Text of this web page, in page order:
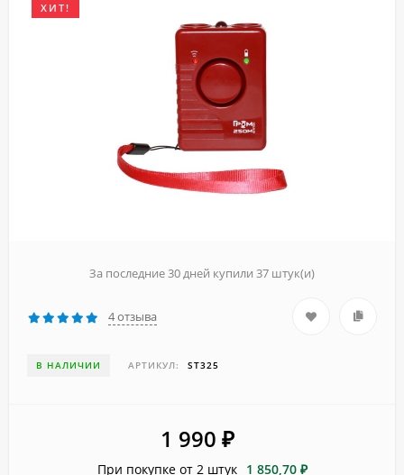
ХИТ!
За последние 30 дней купили 37 штук(и)
4 отзыва
В НАЛИЧИИ АРТИКУЛ: ST325
1 990 ₽
При покупке от 2 штук 1 850,70 ₽